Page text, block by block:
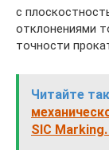
с
отклонениями
точности
Читайте
SIC